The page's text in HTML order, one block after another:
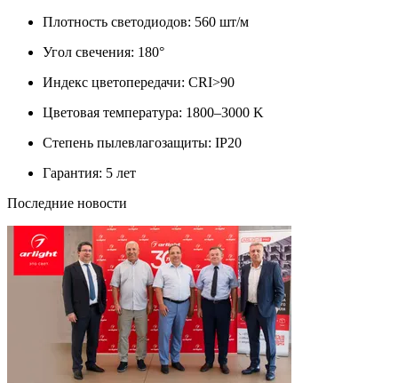
Плотность светодиодов: 560 шт/м
Угол свечения: 180°
Индекс цветопередачи: CRI>90
Цветовая температура: 1800–3000 K
Степень пылевлагозащиты: IP20
Гарантия: 5 лет
Последние новости